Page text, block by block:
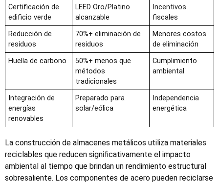
Certificación de
edificio verde
LEED Oro/Platino
alcanzable
Incentivos
fiscales
Reducción de
residuos
70%+ eliminación de
residuos
Menores costos
de eliminación
Huella de carbono
50%+ menos que
métodos
tradicionales
Cumplimiento
ambiental
Integración de
energías
renovables
Preparado para
solar/eólica
Independencia
energética
La construcción de almacenes metálicos utiliza materiales
reciclables que reducen significativamente el impacto
ambiental al tiempo que brindan un rendimiento estructural
sobresaliente. Los componentes de acero pueden reciclarse